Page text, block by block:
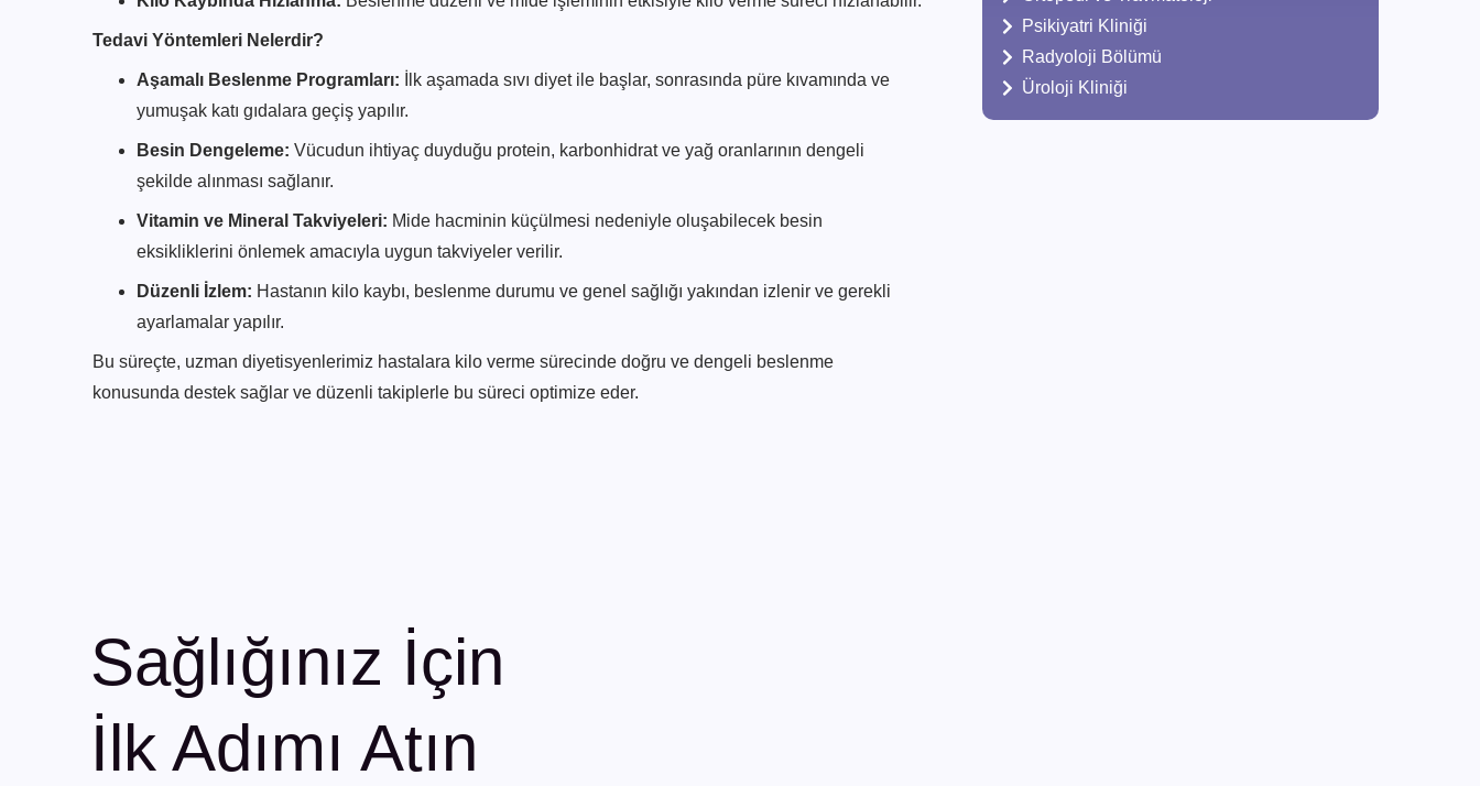
Tedavi Yöntemleri Nelerdir?
Aşamalı Beslenme Programları: İlk aşamada sıvı diyet ile başlar, sonrasında püre kıvamında ve
yumuşak katı gıdalara geçiş yapılır.
Besin Dengeleme: Vücudun ihtiyaç duyduğu protein, karbonhidrat ve yağ oranlarının dengeli
şekilde alınması sağlanır.
Vitamin ve Mineral Takviyeleri: Mide hacminin küçülmesi nedeniyle oluşabilecek besin
eksikliklerini önlemek amacıyla uygun takviyeler verilir.
Düzenli İzlem: Hastanın kilo kaybı, beslenme durumu ve genel sağlığı yakından izlenir ve gerekli
ayarlamalar yapılır.
Bu süreçte, uzman diyetisyenlerimiz hastalara kilo verme sürecinde doğru ve dengeli beslenme
konusunda destek sağlar ve düzenli takiplerle bu süreci optimize eder.
Psikiyatri Kliniği
Radyoloji Bölümü
Üroloji Kliniği
Sağlığınız İçin
İlk Adımı Atın